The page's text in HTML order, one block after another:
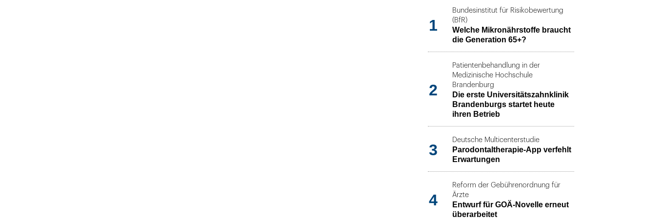
1
Bundesinstitut für Risikobewertung
(BfR)
Welche Mikronährstoffe braucht
die Generation 65+?
2
Patientenbehandlung in der
Medizinische Hochschule
Brandenburg
Die erste Universitätszahnklinik
Brandenburgs startet heute
ihren Betrieb
3
Deutsche Multicenterstudie
Parodontaltherapie-App verfehlt
Erwartungen
4
Reform der Gebührenordnung für
Ärzte
Entwurf für GOÄ-Novelle erneut
überarbeitet